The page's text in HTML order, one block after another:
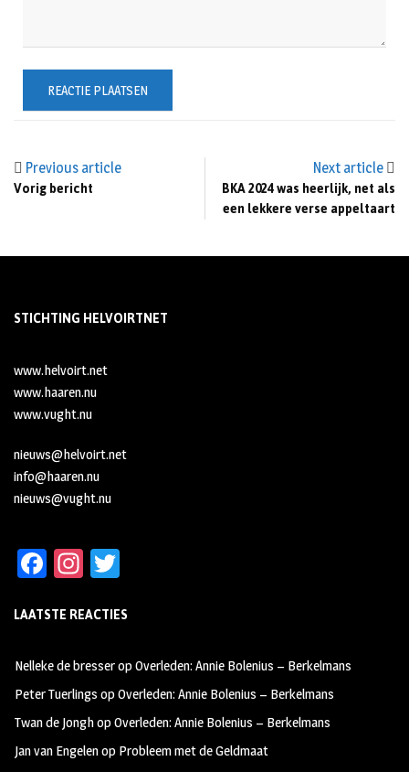
Previous article
Vorig bericht
Next article
BKA 2024 was heerlijk, net als
een lekkere verse appeltaart
STICHTING HELVOIRTNET
www.helvoirt.net
www.haaren.nu
www.vught.nu
nieuws@helvoirt.net
info@haaren.nu
nieuws@vught.nu
Fa
b
oo
k
In
ag
m
tt
LAATSTE REACTIES
Nelleke de bresseropOverleden: Annie Bolenius – Berkelmans
Peter Tuerlings opOverleden: Annie Bolenius – Berkelmans
Twan de JonghopOverleden: Annie Bolenius – Berkelmans
Jan van Engelenop Probleem met de Geldmaat